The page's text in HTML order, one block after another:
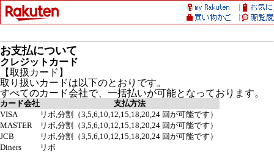
お支払について
クレジットカード
【取扱カード】
取り扱いカードは以下のとおりです。
すべてのカード会社で、一括払いが可能となっております。
カード会社
支払方法
VISA
リボ,分割（3,5,6,10,12,15,18,20,24 回が可能です）
MASTER
リボ,分割（3,5,6,10,12,15,18,20,24 回が可能です）
JCB
リボ,分割（3,5,6,10,12,15,18,20,24 回が可能です）
Diners
リボ